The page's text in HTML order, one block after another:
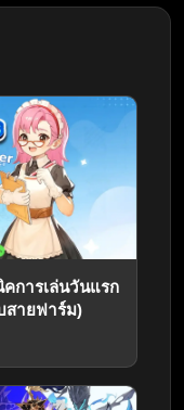
คการเล่นวันแรก
สายฟาร์ม)